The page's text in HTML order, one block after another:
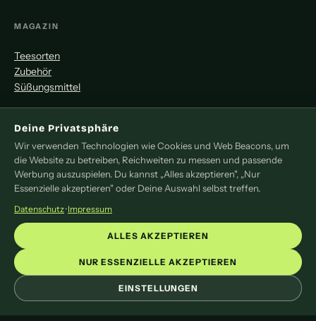
MAGAZIN
Teesorten
Zubehör
Süßungsmittel
Redaktion
Pressemitteilung
Newsletter
LEGAL
Impressum
Datenschutz
Cookie-Einstellungen
Deine Privatsphäre
Wir verwenden Technologien wie Cookies und Web Beacons, um
die Website zu betreiben, Reichweiten zu messen und passende
Werbung auszuspielen. Du kannst „Alles akzeptieren", „Nur
Essenzielle akzeptieren" oder Deine Auswahl selbst treffen.
Datenschutz·Impressum
EINSTELLUNGEN
NUR ESSENZIELLE AKZEPTIEREN
ALLES AKZEPTIEREN